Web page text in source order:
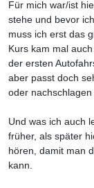
Für mich war/ist
stehe und bevor
muss ich erst das
Kurs kam mal
der ersten
aber passt doch
oder nachschlagen
Und was ich auch
früher, als später
hören, damit man
kann.